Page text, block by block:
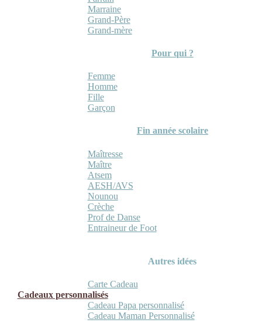
Marraine
Grand-Père
Grand-mère
Pour qui ?
Femme
Homme
Fille
Garçon
Fin année scolaire
Maîtresse
Maître
Atsem
AESH/AVS
Nounou
Crèche
Prof de Danse
Entraineur de Foot
Autres idées
Carte Cadeau
Cadeaux personnalisés
Cadeau Papa personnalisé
Cadeau Maman Personnalisé